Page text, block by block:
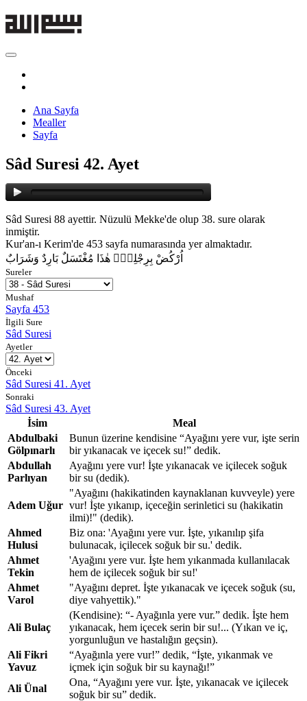
Ana Sayfa
Mealler
Sayfa
Sâd Suresi 42. Ayet
Sâd Suresi 88 ayettir. Nüzulü Mekke'de olup 38. sure olarak
inmiştir.
Kur'an-ı Kerim'de 453 sayfa numarasında yer almaktadır.
اُرْكُضْ بِرِجْلِكَۚ هٰذَا مُغْتَسَلٌ بَارِدٌ وَشَرَابٌ
Sureler
Mushaf
Sayfa 453
İlgili Sure
Sâd Suresi
Ayetler
Önceki
Sâd Suresi 41. Ayet
Sonraki
Sâd Suresi 43. Ayet
İsim
Meal
Abdulbaki
Gölpınarlı
Bunun üzerine kendisine “Ayağını yere vur, işte serin
bir yıkanacak ve içecek su!” dedik.
Abdullah
Parlıyan
Ayağını yere vur! İşte yıkanacak ve içilecek soğuk
bir su (dedik).
Adem Uğur
"Ayağını (hakikatinden kaynaklanan kuvveyle) yere
vur! İşte yıkanıp, içeceğin serinletici su (hakikatin
ilmi)!" (dedik).
Ahmed
Hulusi
Biz ona: 'Ayağını yere vur. İşte, yıkanılıp şifa
bulunacak, içilecek soğuk bir su.' dedik.
Ahmet
Tekin
'Ayağını yere vur. İşte hem yıkanmada kullanılacak
hem de içilecek soğuk bir su!'
Ahmet
Varol
"Ayağını depret. İşte yıkanacak ve içecek soğuk (su,
diye vahyettik)."
Ali Bulaç
(Kendisine): “- Ayağınla yere vur.” dedik. İşte hem
yıkanacak, hem içecek serin bir su!... (Yıkan ve iç,
yorgunluğun ve hastalığın geçsin).
Ali Fikri
Yavuz
“Ayağınla yere vur!” dedik, “İşte, yıkanmak ve
içmek için soğuk bir su kaynağı!”
Ali Ünal
Ona, “Ayağını yere vur. İşte, yıkanacak ve içilecek
soğuk bir su” dedik.